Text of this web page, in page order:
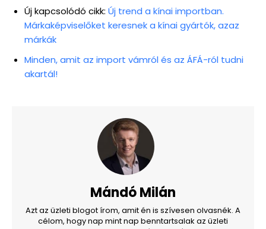
Új kapcsolódó cikk: Új trend a kínai importban.
Márkaképviselőket keresnek a kínai gyártók, azaz
márkák
Minden, amit az import vámról és az ÁFÁ-ról tudni
akartál!
Mándó Milán
Azt az üzleti blogot írom, amit én is szívesen olvasnék. A
célom, hogy nap mint nap benntartsalak az üzleti